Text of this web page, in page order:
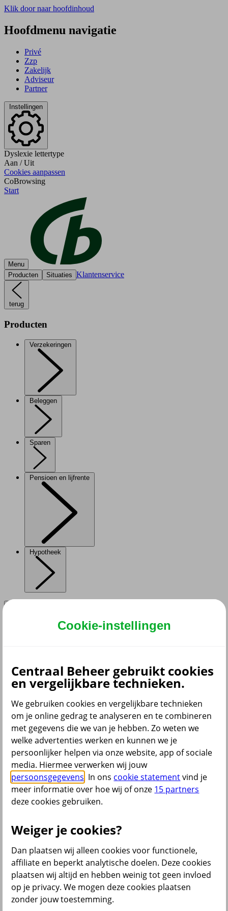
Klik door naar hoofdinhoud
Hoofdmenu navigatie
Privé
Zzp
Zakelijk
Adviseur
Partner
Instellingen
Dyslexie lettertype
Aan / Uit
Cookies aanpassen
CoBrowsing
Start
Menu
Producten
Situaties Klantenservice
terug
Producten
Verzekeringen
Beleggen
Sparen
Pensioen en lijfrente
Hypotheek
Aansprakelijkheidsverzekering
Annuleringsverzekering
Autoverzekering
Bromfietsverzekering
Fietsverzekering
Inboedelverzekering
Opstalverzekering
Overlijdensrisicoverzekering
Reisverzekering
Rechtsbijstandverzekering
Scooterverzekering
Woonverzekering
Alle verzekeringen
Bekijk ook
Groene kaart auto
WA Autoverzekering
WA+ Beperkt Casco Autoverzekering
Bakfiets verzekeren
Collectiviteitskorting
Schade melden
Wijzigen uitvaartverzekering
Verzekering aanpassen
Cookie-instellingen
Centraal Beheer gebruikt cookies
en vergelijkbare technieken.
We gebruiken cookies en vergelijkbare technieken
om je online gedrag te analyseren en te combineren
met gegevens die we van je hebben. Zo weten we
welke advertenties werken en kunnen we je
persoonlijker helpen via onze website, app of sociale
media. Hiermee verwerken wij jouw
persoonsgegevens . In ons cookie statementvind je
meer informatie over hoe wij of onze 15 partners
deze cookies gebruiken.
Weiger je cookies?
Dan plaatsen wij alleen cookies voor functionele,
affiliate en beperkt analytische doelen. Deze cookies
plaatsen wij altijd en hebben weinig tot geen invloed
op je privacy. We mogen deze cookies plaatsen
zonder jouw toestemming.